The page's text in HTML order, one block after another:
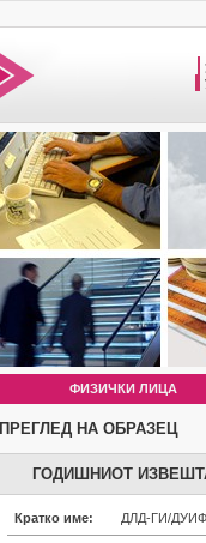
ФИЗИЧКИ ЛИЦА
ПРЕГЛЕД НА ОБРАЗЕЦ
ГОДИШНИОТ
Кратко име: ДЛД-ГИ/ДУИФ